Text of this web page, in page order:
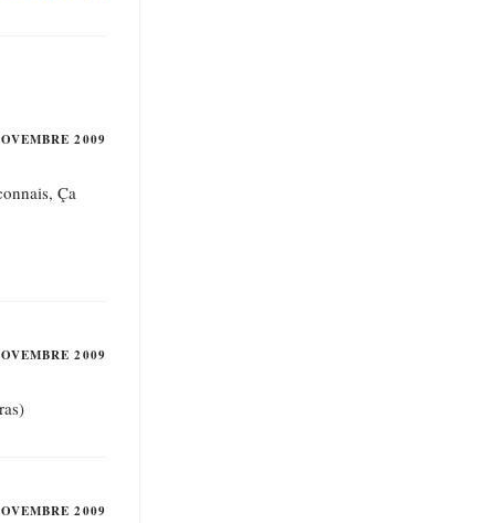
2009
Ça
2009
2009